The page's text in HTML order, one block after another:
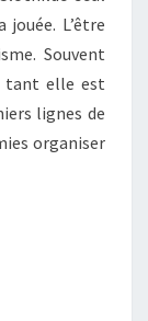
L’être
Souvent
tant elle est
lignes de
organiser